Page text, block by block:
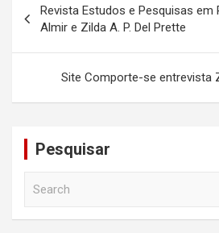
de
Post
Revista Estudos e Pesquisas
Almir e Zilda A. P. Del Prette
Site Comporte-se entrevista
Pesquisar